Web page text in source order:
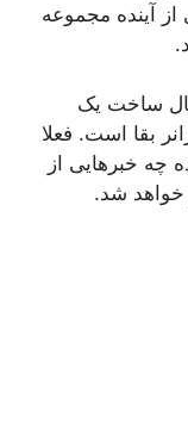
آینده مجموعه
ساخت یک
بقا است. فعلا
چه خبرهایی از
خواهد شد.